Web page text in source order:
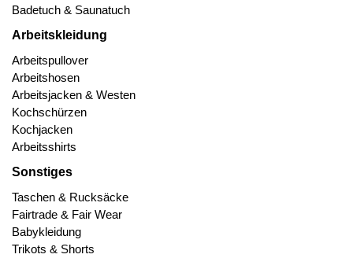
Badetuch & Saunatuch
Arbeitskleidung
Arbeitspullover
Arbeitshosen
Arbeitsjacken & Westen
Kochschürzen
Kochjacken
Arbeitsshirts
Sonstiges
Taschen & Rucksäcke
Fairtrade & Fair Wear
Babykleidung
Trikots & Shorts